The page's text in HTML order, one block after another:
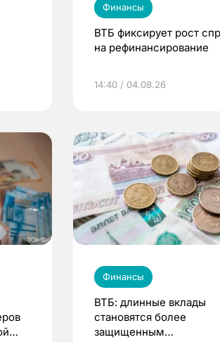
Финансы
ВТБ фиксирует рост
на рефинансирование
14:40 / 04.08.26
Финансы
ВТБ: длинные вклады
становятся более
защищенным